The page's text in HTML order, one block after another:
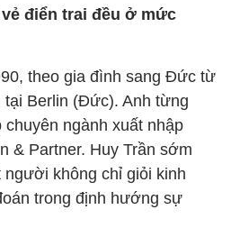
điển trai đều ở mức
theo gia đình sang Đức từ
tại Berlin (Đức). Anh từng
ngành xuất nhập
& Partner. Huy Trần sớm
người không chỉ giỏi kinh
trong định hướng sự